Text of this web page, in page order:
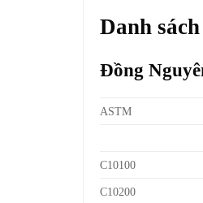
Danh
Đồng
ASTM
C10100
C10200